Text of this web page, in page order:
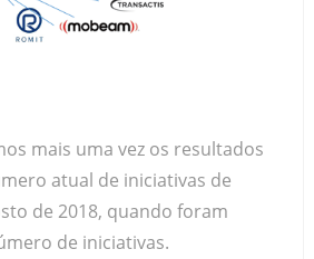
mais uma vez os resultados
atual de iniciativas de
de 2018, quando foram
de iniciativas.